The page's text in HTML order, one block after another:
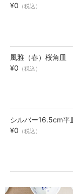
¥0 （税込）
風雅（春）桜角皿
¥0 （税込）
シルバー16.5cm平
¥0 （税込）